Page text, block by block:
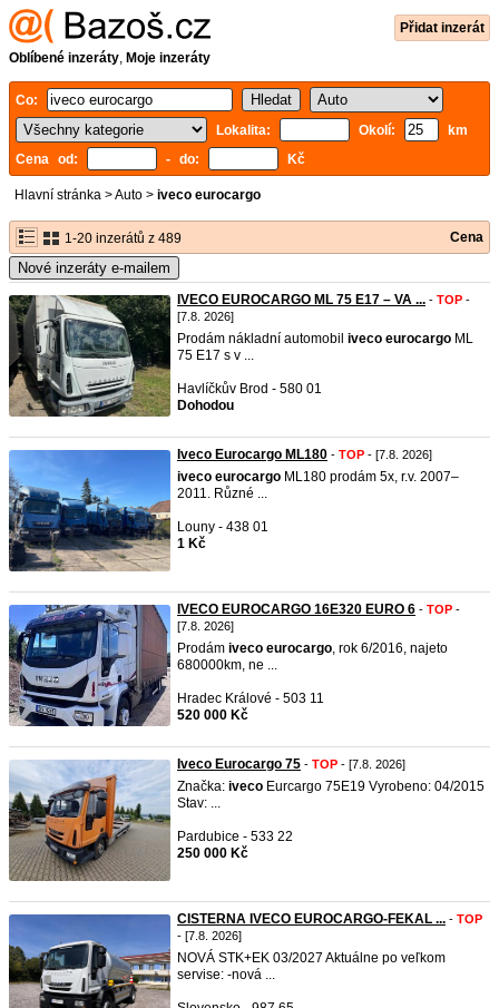
Přidat inzerát
Oblíbené inzeráty, Moje inzeráty
Co:
Lokalita:
Okolí:
km
Cena od:
- do: Kč
Hlavní stránka >Auto > iveco eurocargo
1-20 inzerátů z 489 Cena
Nové inzeráty e-mailem
IVECO EUROCARGO ML 75 E17 – VA ... - TOP -
[7.8. 2026]
Prodám nákladní automobil iveco eurocargo ML
75 E17 s v ...
Havlíčkův Brod - 580 01
Dohodou
Iveco Eurocargo ML180 - TOP - [7.8. 2026]
iveco eurocargo ML180 prodám 5x, r.v. 2007–
2011. Různé ...
Louny - 438 01
1 Kč
IVECO EUROCARGO 16E320 EURO 6 - TOP -
[7.8. 2026]
Prodám iveco eurocargo, rok 6/2016, najeto
680000km, ne ...
Hradec Králové - 503 11
520 000 Kč
Iveco Eurocargo 75 - TOP - [7.8. 2026]
Značka: iveco Eurcargo 75E19 Vyrobeno: 04/2015
Stav: ...
Pardubice - 533 22
250 000 Kč
CISTERNA IVECO EUROCARGO-FEKAL ... - TOP
- [7.8. 2026]
NOVÁ STK+EK 03/2027 Aktuálne po veľkom
servise: -nová ...